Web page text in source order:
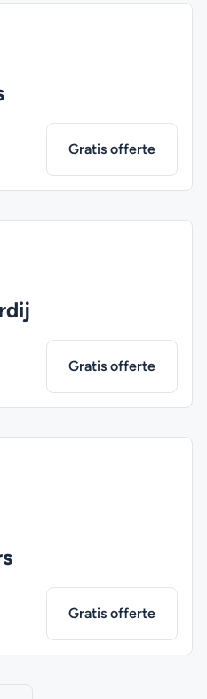
Gratis offerte
Gratis offerte
Gratis offerte